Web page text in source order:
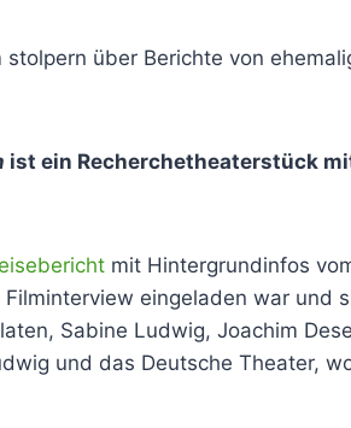
über Berichte von
ist ein Recherchetheaterstück
mit Hintergrundinfos
eingeladen war
Sabine Ludwig, Joachim
und das Deutsche Theater,